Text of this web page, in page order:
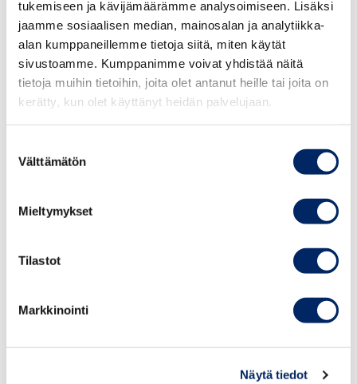
tukemiseen ja kävijämäärämme analysoimiseen. Lisäksi
jaamme sosiaalisen median, mainosalan ja analytiikka-
alan kumppaneillemme tietoja siitä, miten käytät
sivustoamme. Kumppanimme voivat yhdistää näitä
tietoja muihin tietoihin, joita olet antanut heille tai joita on
kerätty, kun olet käyttänyt heidän palvelujaan.
valinta
Välttämätön
Mieltymykset
Tilastot
Markkinointi
Näytä tiedot
Business Events in Pristina, Kosovo on
event between Finnish and Kosovar companies
to discuss business cooperation in various